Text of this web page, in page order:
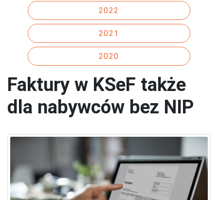
2022
2021
2020
Faktury w KSeF także
dla nabywców bez NIP